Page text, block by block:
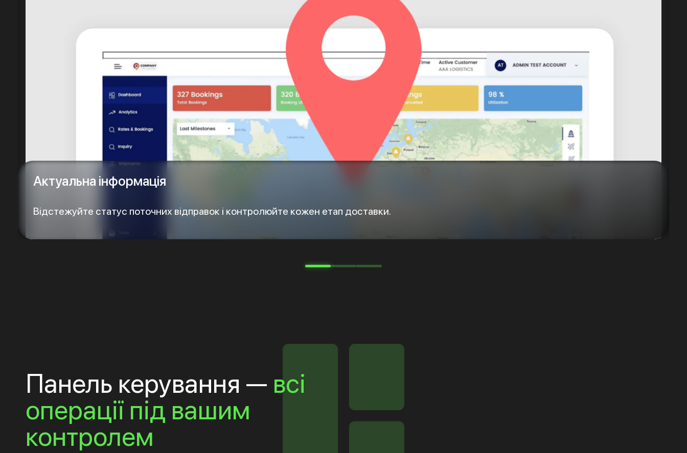
Актуальна інформація
Відстежуйте статус поточних відправок і контролюйте кожен етап доставки.
Панель керування — всі
операції під вашим
контролем